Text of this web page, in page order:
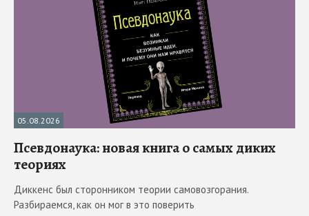
05.08.2026
Псевдонаука: новая книга о самых диких
теориях
Диккенс был сторонником теории самовозгорания.
Разбираемся, как он мог в это поверить